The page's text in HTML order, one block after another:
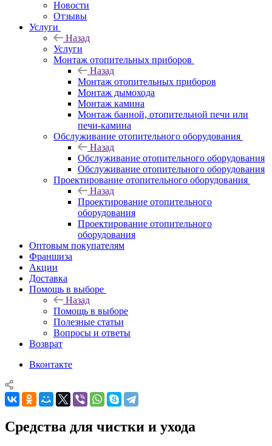
Новости
Отзывы
Услуги
Назад
Услуги
Монтаж отопительных приборов
Назад
Монтаж отопительных приборов
Монтаж дымохода
Монтаж камина
Монтаж банной, отопительной печи или
печи-камина
Обслуживание отопительного оборудования
Назад
Обслуживание отопительного оборудования
Обслуживание отопительного оборудования
Проектирование отопительного оборудования
Назад
Проектирование отопительного
оборудования
Проектирование отопительного
оборудования
Оптовым покупателям
Франшиза
Акции
Доставка
Помощь в выборе
Назад
Помощь в выборе
Полезные статьи
Вопросы и ответы
Возврат
Вконтакте
Средства для чистки и ухода